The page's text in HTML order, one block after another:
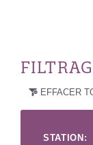
EFFACER
STATION: